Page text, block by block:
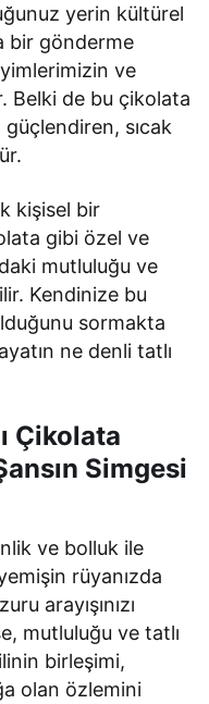
yerin kültürel
bir gönderme
ve
Belki de bu çikolata
güçlendiren, sıcak
kişisel bir
gibi özel ve
mutluluğu ve
Kendinize bu
sormakta
ne denli tatlı
Çikolata
Simgesi
ve bolluk ile
rüyanızda
arayışınızı
mutluluğu ve tatlı
birleşimi,
olan özlemini